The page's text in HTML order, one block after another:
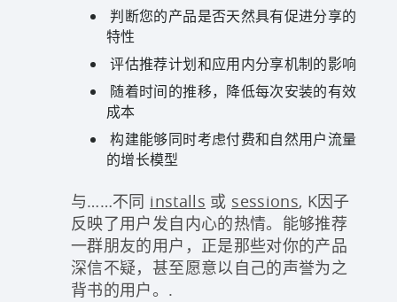
判断您的产品是否天然具有促进分享的
特性
评估推荐计划和应用内分享机制的影响
随着时间的推移，降低每次安装的有效
成本
构建能够同时考虑付费和自然用户流量
的增长模型
与……不同 installs 或 sessions, K因子
反映了用户发自内心的热情。能够推荐
一群朋友的用户，正是那些对你的产品
深信不疑，甚至愿意以自己的声誉为之
背书的用户。.